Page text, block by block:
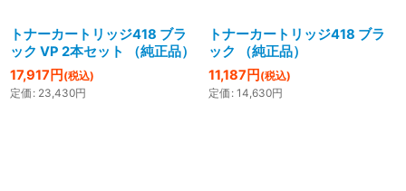
トナーカートリッジ418 ブラ
ック VP 2本セット （純正品）
17,917 円 (税込)
定価 : 23,430円
トナーカートリッジ418 ブラ
ック （純正品）
11,187 円 (税込)
定価 : 14,630円